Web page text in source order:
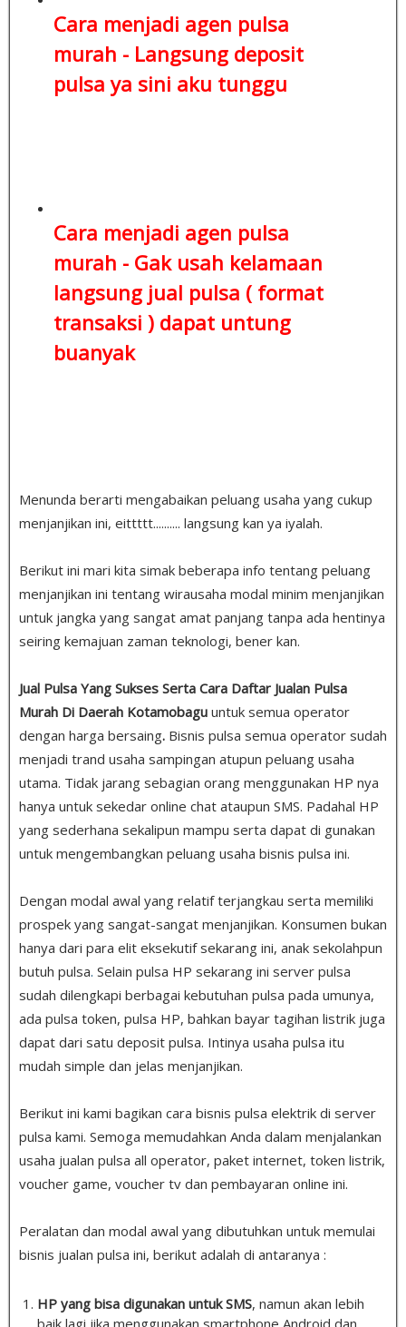
Cara menjadi agen pulsa
murah - Langsung deposit
pulsa ya sini aku tunggu
Cara menjadi agen pulsa
murah - Gak usah kelamaan
langsung jual pulsa ( format
transaksi )dapat untung
buanyak
Menunda berarti mengabaikan peluang usaha yang cukup
menjanjikan ini, eittttt.......... langsung kan ya iyalah.
Berikut ini mari kita simak beberapa info tentang peluang
menjanjikan ini tentang wirausaha modal minim menjanjikan
untuk jangka yang sangat amat panjang tanpa ada hentinya
seiring kemajuan zaman teknologi, bener kan.
Jual Pulsa Yang Sukses Serta Cara Daftar Jualan Pulsa
Murah Di Daerah Kotamobagu untuk semua operator
dengan harga bersaing. Bisnis pulsa semua operator sudah
menjadi trand usaha sampingan atupun peluang usaha
utama. Tidak jarang sebagian orang menggunakan HP nya
hanya untuk sekedar online chat ataupun SMS. Padahal HP
yang sederhana sekalipun mampu serta dapat di gunakan
untuk mengembangkan peluang usaha bisnis pulsa ini.
Dengan modal awal yang relatif terjangkau serta memiliki
prospek yang sangat-sangat menjanjikan. Konsumen bukan
hanya dari para elit eksekutif sekarang ini, anak sekolahpun
butuh pulsa. Selain pulsa HP sekarang ini server pulsa
sudah dilengkapi berbagai kebutuhan pulsa pada umunya,
ada pulsa token, pulsa HP, bahkan bayar tagihan listrik juga
dapat dari satu deposit pulsa. Intinya usaha pulsa itu
mudah simple dan jelas menjanjikan.
Berikut ini kami bagikan cara bisnis pulsa elektrik di server
pulsa kami. Semoga memudahkan Anda dalam menjalankan
usaha jualan pulsa all operator, paket internet, token listrik,
voucher game, voucher tv dan pembayaran online ini.
Peralatan dan modal awal yang dibutuhkan untuk memulai
bisnis jualan pulsa ini, berikut adalah di antaranya :
HP yang bisa digunakan untuk SMS, namun akan lebih
baik lagi jika menggunakan smartphone Android dan